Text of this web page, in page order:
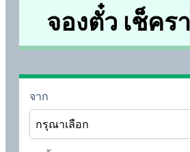
จองตั๋ว เช็คร